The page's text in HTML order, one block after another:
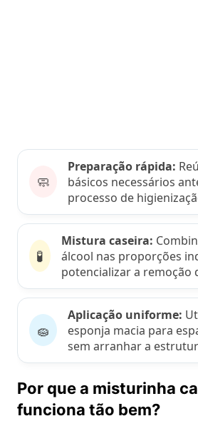
🧼
Preparação rápida:
básicos necessários
processo de
🧪
Mistura caseira:
álcool nas proporções
potencializar a remoção
🧽
Aplicação uniforme:
esponja macia para
sem arranhar a
Por que a misturinha
funciona tão bem?